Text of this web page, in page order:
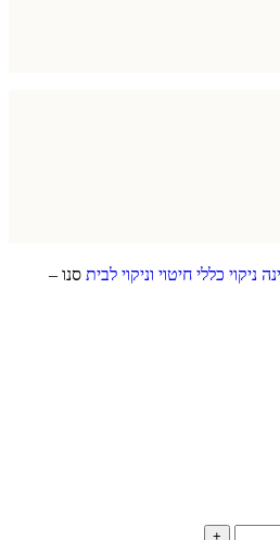
ניקוי כללי חיטוי וניקוי לבית סנו –